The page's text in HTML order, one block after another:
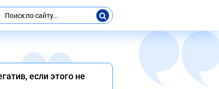
если этого не